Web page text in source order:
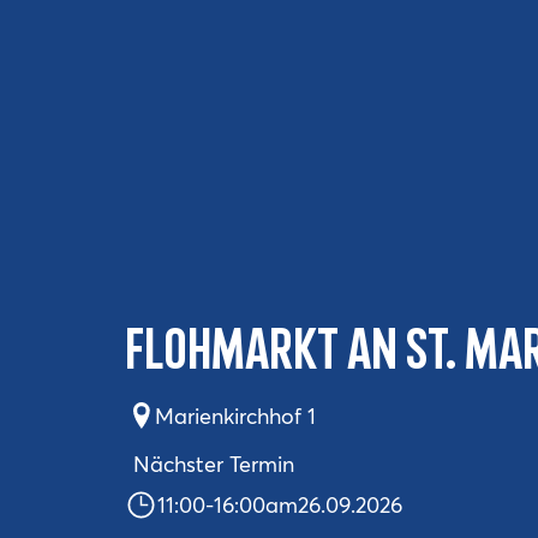
Flohmarkt an St.
Marienkirchhof 1
Nächster Termin
11:00-16:00am26.09.2026